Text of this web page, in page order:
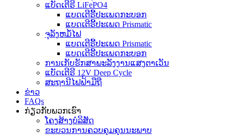
ແບັດເຕີຣີ LiFePO4
ແບດເຕີຣີ້ປະເພດກະບອກ
ແບດເຕີຣີ້ປະເພດ Prismatic
ຈຸລັງຫມໍ້ໄຟ
ແບດເຕີຣີ້ປະເພດ Prismatic
ແບດເຕີຣີ້ປະເພດກະບອກ
ການເກັບຮັກສາພະລັງງານແສງຕາເວັນ
ແບັດເຕີຣີ 12V Deep Cycle
ສະຖານີໄຟຟ້າມືຖື
ຂ່າວ
FAQs
ກ່ຽວ​ກັບ​ພວກ​ເຮົາ
ໂຄງສ້າງບໍລິສັດ
ຂະບວນການຄວບຄຸມຄຸນນະພາບ